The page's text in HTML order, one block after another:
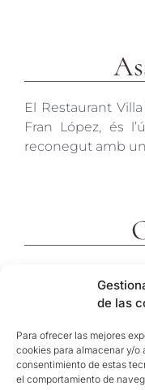
de las
Para ofrecer las mejores
cookies para almacenar y/o
consentimiento de estas
el comportamiento de
El Restaurant
Fran López, és
reconegut amb
43592 Xerta
Tarragona
Telf. +34 977473810
Coordenades GPS:
40º 54′ 31″ N / 0º